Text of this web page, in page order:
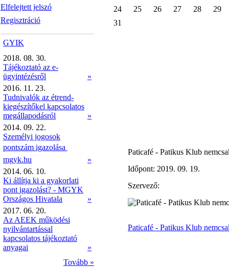
Elfelejtett jelszó
Regisztráció
GYIK
2018. 08. 30.
Tájékoztató az e-
ügyintézésről
»
2016. 11. 23.
Tudnivalók az étrend-
kiegészítőkel kapcsolatos
megállapodásról
»
2014. 09. 22.
Személyi jogosok
pontszám igazolása 
mgyk.hu
»
2014. 06. 10.
Ki állítja ki a gyakorlati
pont igazolást? - MGYK
Országos Hivatala
»
2017. 06. 20.
Az AEEK működési
nyilvántartással
kapcsolatos tájékoztató
anyagai
»
Tovább »
24
25 26 27 28
29
31
Paticafé - Patikus Klub
Időpont: 2019. 09. 19.
Szervező:
Paticafé - Patikus Klub